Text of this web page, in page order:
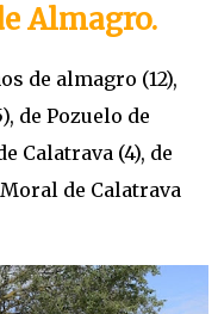
Almagro.
de almagro (12),
de Pozuelo de
Calatrava (4), de
de Calatrava